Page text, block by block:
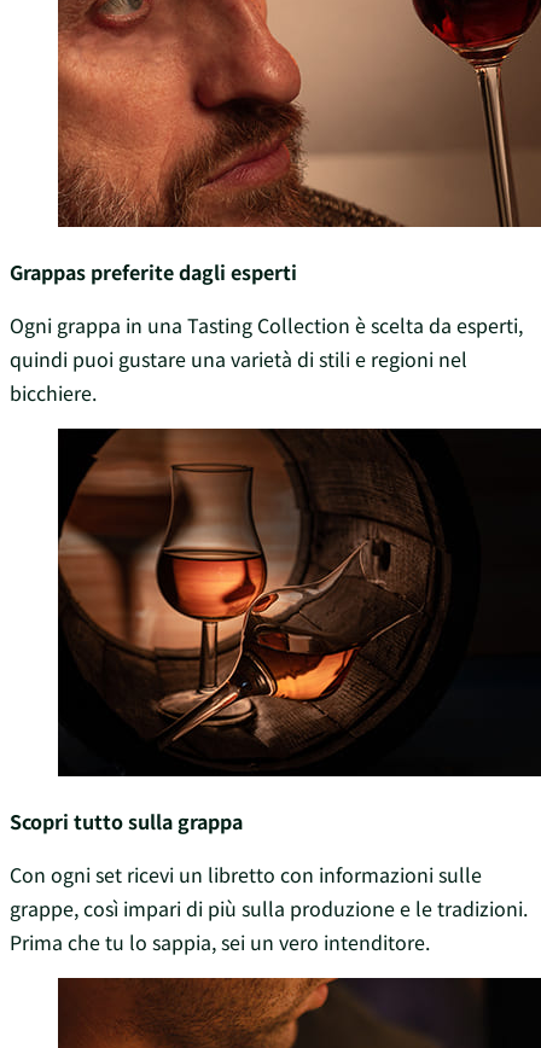
Grappas preferite dagli esperti
Ogni grappa in una Tasting Collection è scelta da esperti,
quindi puoi gustare una varietà di stili e regioni nel
bicchiere.
Scopri tutto sulla grappa
Con ogni set ricevi un libretto con informazioni sulle
grappe, così impari di più sulla produzione e le tradizioni.
Prima che tu lo sappia, sei un vero intenditore.